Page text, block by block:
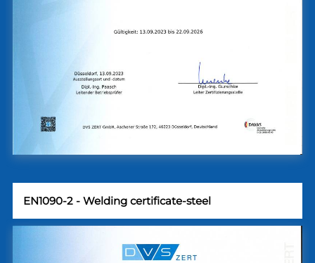
EN1090-2 - Welding certificate-steel